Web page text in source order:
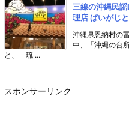
三線の沖縄民
理店 ぱいがじ
沖縄県恩納村の
中、「沖縄の台
と、「琉 ...
スポンサーリンク